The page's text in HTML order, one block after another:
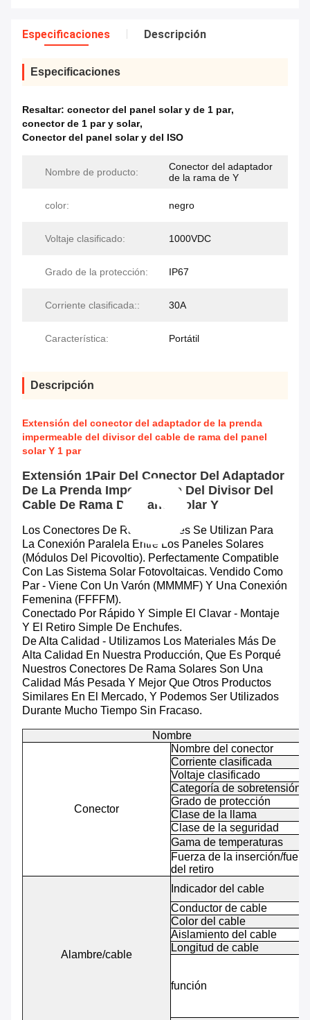
Especificaciones Descripción
Especificaciones
Resaltar: conector del panel solar y de 1 par,
conector de 1 par y solar,
Conector del panel solar y del ISO
Nombre de producto:
Conector del adaptador
de la rama de Y
color: negro
Voltaje clasificado: 1000VDC
Grado de la protección: IP67
Corriente clasificada:: 30A
Característica: Portátil
Descripción
Extensión del conector del adaptador de la prenda
impermeable del divisor del cable de rama del panel
solar Y 1 par
Extensión 1Pair Del Conector Del Adaptador
De La Prenda Impermeable Del Divisor Del
Cable De Rama Del Panel Solar Y
Los Conectores De Rama Solares Se Utilizan Para
La Conexión Paralela Entre Los Paneles Solares
(módulos Del Picovoltio). Perfectamente Compatible
Con Las Sistema Solar Fotovoltaicas. Vendido Como
Par - Viene Con Un Varón (MMMMF) Y Una Conexión
Femenina (FFFFM).
Conectado Por Rápido Y Simple El Clavar - Montaje
Y El Retiro Simple De Enchufes.
De Alta Calidad - Utilizamos Los Materiales Más De
Alta Calidad En Nuestra Producción, Que Es Porqué
Nuestros Conectores De Rama Solares Son Una
Calidad Más Pesada Y Mejor Que Otros Productos
Similares En El Mercado, Y Podemos Ser Utilizados
Durante Mucho Tiempo Sin Fracaso.
Nombre
Conector
Nombre del conector
Corriente clasificada
Voltaje clasificado
Categoría de sobretensión
Grado de protección
Clase de la llama
Clase de la seguridad
Gama de temperaturas
Fuerza de la inserción/
del retiro
Alambre/cable
Indicador del cable
Conductor de cable
Color del cable
Aislamiento del cable
Longitud de cable
función